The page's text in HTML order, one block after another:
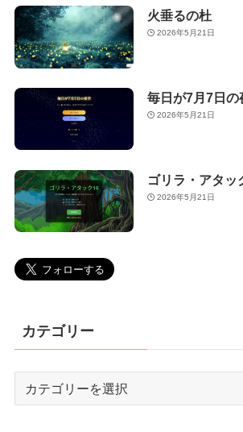
火垂るの杜
2026年5月21日
毎日が7月7日の
2026年5月21日
ゴリラ・アタッ
2026年5月21日
カテゴリー